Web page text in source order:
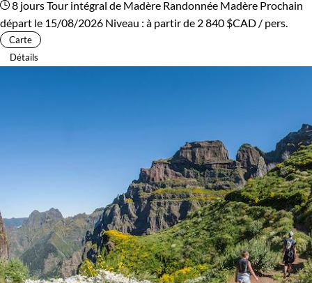
8 joursTour intégral de Madère Randonnée Madère Prochain
départ le 15/08/2026 Niveau : à partir de 2 840 $CAD / pers.
Carte
Détails